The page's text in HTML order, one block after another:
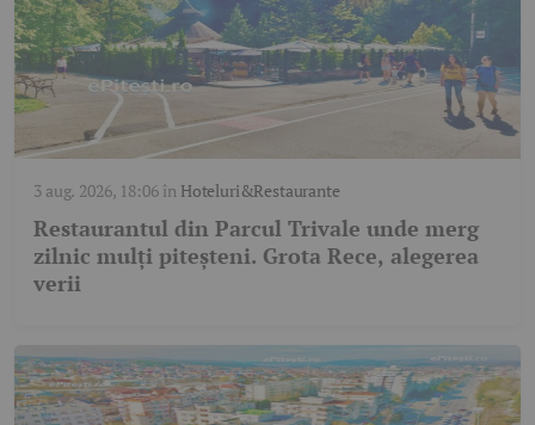
3 aug. 2026, 18:06în Hoteluri&Restaurante
Restaurantul din Parcul Trivale unde merg
zilnic mulți piteșteni. Grota Rece, alegerea
verii